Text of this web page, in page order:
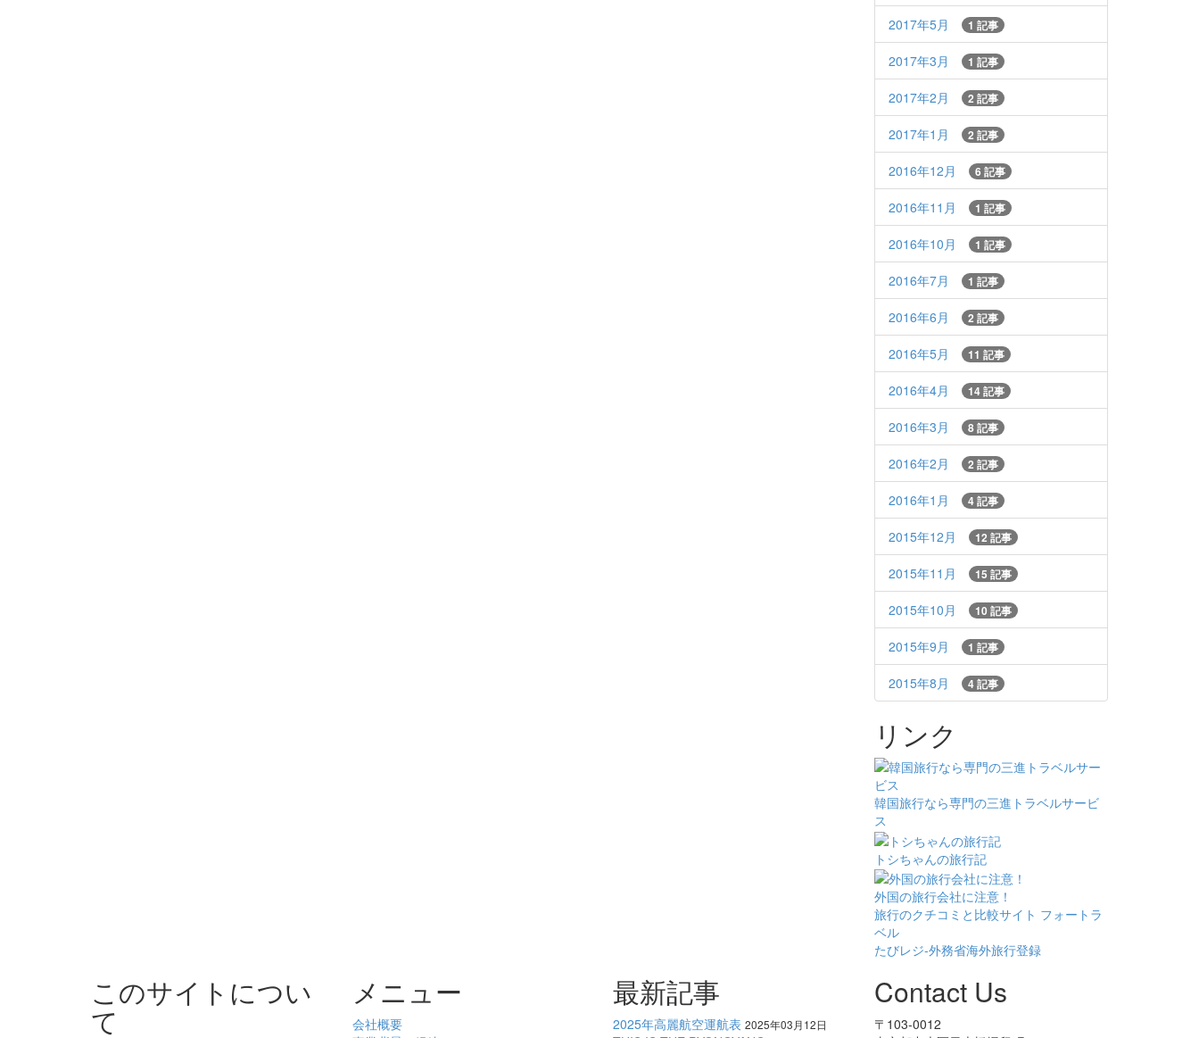
2017年5月 1 記事
2017年3月 1 記事
2017年2月 2 記事
2017年1月 2 記事
2016年12月 6 記事
2016年11月 1 記事
2016年10月 1 記事
2016年7月 1 記事
2016年6月 2 記事
2016年5月 11 記事
2016年4月 14 記事
2016年3月 8 記事
2016年2月 2 記事
2016年1月 4 記事
2015年12月 12 記事
2015年11月 15 記事
2015年10月 10 記事
2015年9月 1 記事
2015年8月 4 記事
リンク
韓国旅行なら専門の三進トラベルサービ
ス
トシちゃんの旅行記
外国の旅行会社に注意！
旅行のクチコミと比較サイト フォートラ
ベル
たびレジ-外務省海外旅行登録
このサイトについ
て
メニュー
会社概要
最新記事
2025年高麗航空運航表 2025年03月12日
Contact Us
〒103-0012